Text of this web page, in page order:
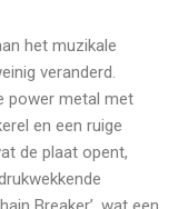
het muzikale
veranderd.
power metal met
en een ruige
de plaat opent,